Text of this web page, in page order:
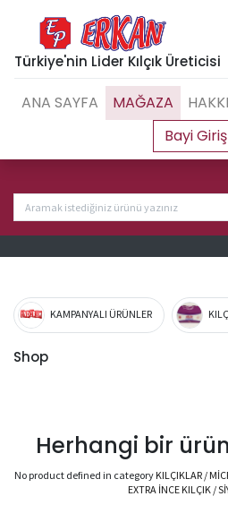
Türkiye'nin Lider Kılçık Üreticisi
ANA SAYFA MAĞAZA
KAMPANYALI ÜRÜNLER
Shop
Herhangi bir
No product defined in category KILÇIKLAR /
EXTRA İNCE KILÇIK /